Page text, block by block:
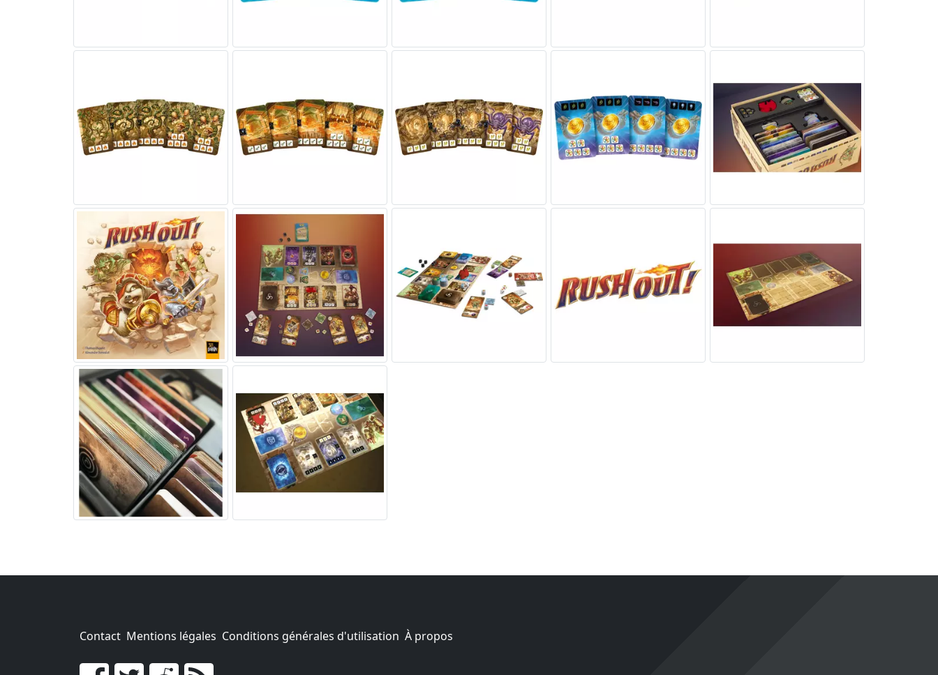
Contact Mentions légales Conditions générales d'utilisation À propos